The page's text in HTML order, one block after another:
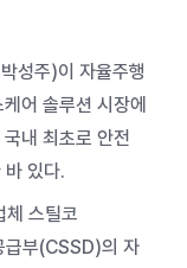
성주)이 자율주행
어 솔루션 시장에
내 최초로 안전
있다.
체 스틸코
부(CSSD)의 자